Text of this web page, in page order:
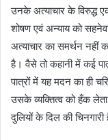
उनके अत्याचार के विरुद्ध
शोषण एवं अन्याय को
अत्याचार का समर्थन नहीं
है। वैसे तो कहानी में कई
पात्रों में यह मदन का ही
उसके व्यक्तित्व को हँक
दुलियों के दिल की चिनगारी